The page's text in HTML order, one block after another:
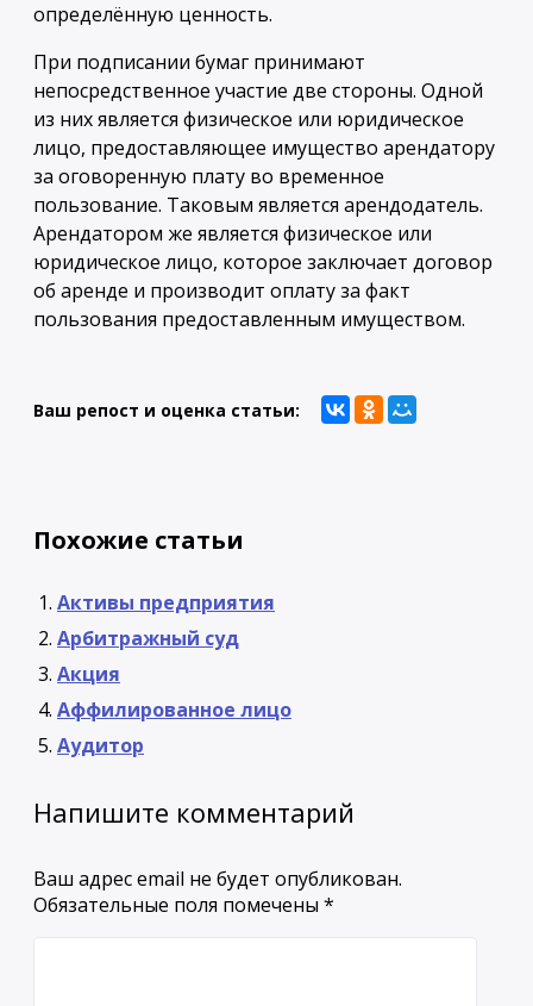
определённую ценность.
При подписании бумаг принимают
непосредственное участие две стороны. Одной
из них является физическое или юридическое
лицо, предоставляющее имущество арендатору
за оговоренную плату во временное
пользование. Таковым является арендодатель.
Арендатором же является физическое или
юридическое лицо, которое заключает договор
об аренде и производит оплату за факт
пользования предоставленным имуществом.
Ваш репост и оценка статьи:
Похожие статьи
Активы предприятия
Арбитражный суд
Акция
Аффилированное лицо
Аудитор
Напишите комментарий
Ваш адрес email не будет опубликован.
Обязательные поля помечены *